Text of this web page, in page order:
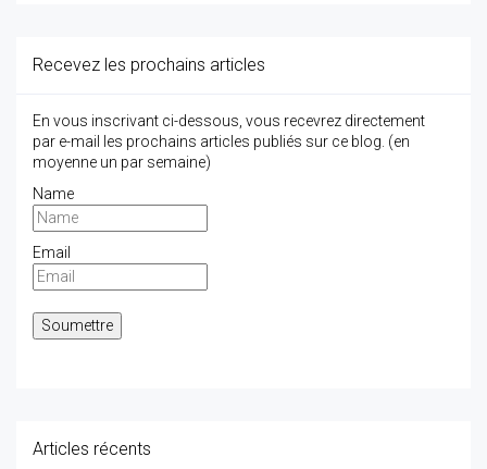
Recevez les prochains articles
En vous inscrivant ci-dessous, vous recevrez directement
par e-mail les prochains articles publiés sur ce blog. (en
moyenne un par semaine)
Name
Email
Articles récents